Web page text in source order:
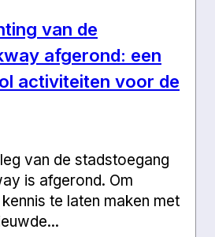
van de
afgerond: een
activiteiten voor de
van de stadstoegang
is afgerond. Om
te laten maken met